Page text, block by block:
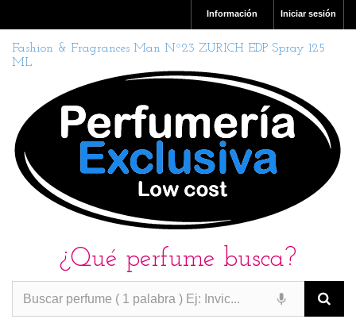
Iniciar sesión
Información
Fashion & Fragrances Man Nº23 ZURICH EDP Spray 125
ML
¿Qué perfume busca?